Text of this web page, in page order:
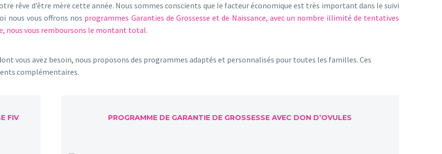
rêve d’être mère cette année. Nous sommes conscients que le facteur économique est très important dans le suivi
nous vous offrons nos programmes Garanties de Grossesse et de Naissance, avec un nombre illimité de tentatives
nous vous remboursons le montant total.
vous avez besoin, nous proposons des programmes adaptés et personnalisés pour toutes les familles. Ces
complémentaires.
FIV PROGRAMME DE GARANTIE DE GROSSESSE AVEC DON D’OVULES